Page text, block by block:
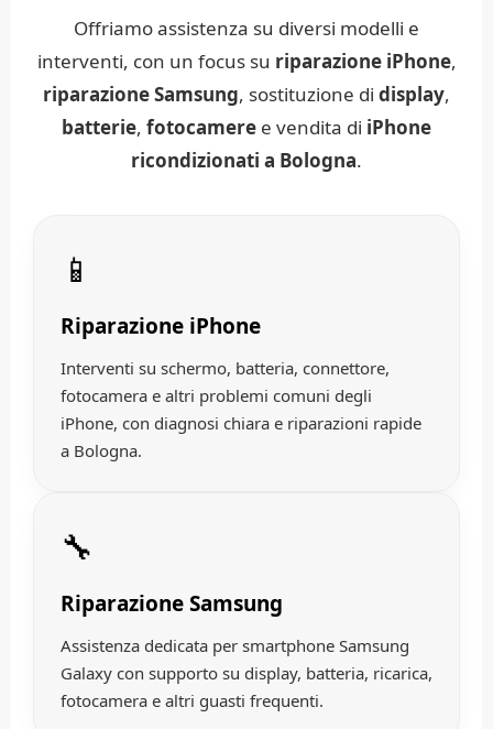
Offriamo assistenza su diversi modelli e
interventi, con un focus su riparazione iPhone,
riparazione Samsung, sostituzione di display,
batterie, fotocamere e vendita di iPhone
ricondizionati a Bologna.
📱
Riparazione iPhone
Interventi su schermo, batteria, connettore,
fotocamera e altri problemi comuni degli
iPhone, con diagnosi chiara e riparazioni rapide
a Bologna.
🔧
Riparazione Samsung
Assistenza dedicata per smartphone Samsung
Galaxy con supporto su display, batteria, ricarica,
fotocamera e altri guasti frequenti.